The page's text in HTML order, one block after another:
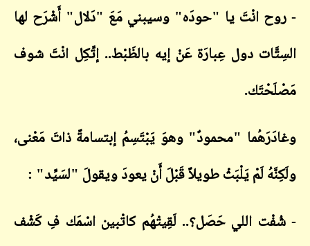
- روح انْتَ يا "حودَه" وسيبني مَعَ "دَلال" أَشْرَح لها
السِتَّات دول عِبارَة عَنْ إيه بالظَبْط.. إتِّكِل انْتَ شوف
مَصْلَحْتَك.
وغادَرَهُما "محمودٌ" وهوَ يَبْتَسِمُ إبتسامةً ذاتَ مَعْنى،
ولَكِنَّهُ لَمْ يَلْبَثْ طويلاً قَبْلَ أَنْ يعودَ ويقولَ "لسَيِّد" :
- شُفْت اللي حَصَل؟.. لَقِيتْهُم كاتْبين اسْمَك فِ كَشْف